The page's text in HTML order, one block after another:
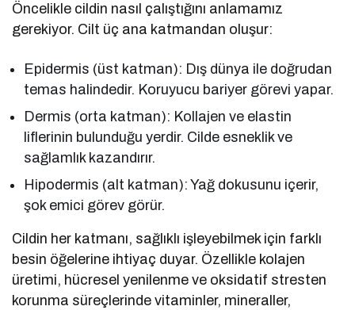
Öncelikle cildin nasıl çalıştığını anlamamız
gerekiyor. Cilt üç ana katmandan oluşur:
Epidermis (üst katman): Dış dünya ile doğrudan
temas halindedir. Koruyucu bariyer görevi yapar.
Dermis (orta katman): Kollajen ve elastin
liflerinin bulunduğu yerdir. Cilde esneklik ve
sağlamlık kazandırır.
Hipodermis (alt katman): Yağ dokusunu içerir,
şok emici görev görür.
Cildin her katmanı, sağlıklı işleyebilmek için farklı
besin öğelerine ihtiyaç duyar. Özellikle kolajen
üretimi, hücresel yenilenme ve oksidatif stresten
korunma süreçlerinde vitaminler, mineraller,